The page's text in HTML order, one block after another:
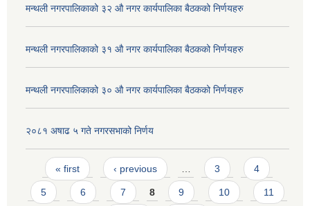
मन्थली नगरपालिकाको ३२ औ नगर कार्यपालिका बैठकको निर्णयहरु
मन्थली नगरपालिकाको ३१ औ नगर कार्यपालिका बैठकको निर्णयहरु
मन्थली नगरपालिकाको ३० औ नगर कार्यपालिका बैठकको निर्णयहरु
२०८१ अषाढ ५ गते नगरसभाको निर्णय
Pages
« first ‹ previous 3 4
5 6 7 8 9 10 11